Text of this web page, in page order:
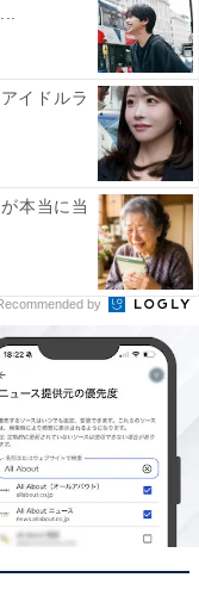
票
に輝きました。
ルク味のあんを包
と幸せな気分にさ
懐かしい甘さと、
まさに「外さな
、長年愛されてい
でクセがなく、誰
20代男性／愛媛
る焼菓子で、甘さ
番感があり安心し
、「チョコ味など
」（40代女性／埼
イドルラ
本当に当
by